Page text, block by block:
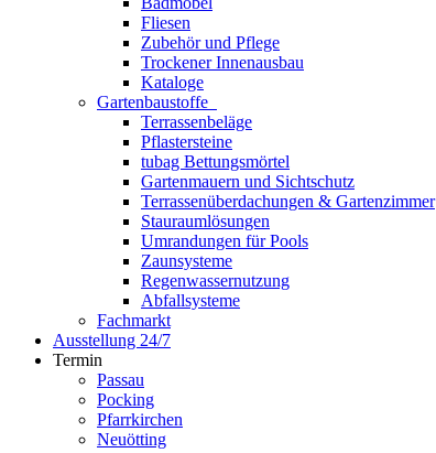
Fliesen
Zubehör und Pflege
Trockener Innenausbau
Kataloge
Gartenbaustoffe
Terrassenbeläge
Pflastersteine
tubag Bettungsmörtel
Gartenmauern und Sichtschutz
Terrassenüberdachungen & Gartenzimmer
Stauraumlösungen
Umrandungen für Pools
Zaunsysteme
Regenwassernutzung
Abfallsysteme
Fachmarkt
Ausstellung 24/7
Termin
Passau
Pocking
Pfarrkirchen
Neuötting